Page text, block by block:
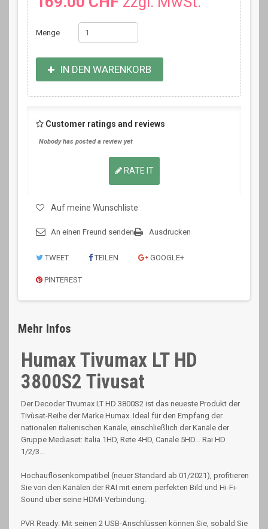
Menge
IN DEN WARENKORB
Customer ratings and reviews
Nobody has posted a review yet
RATE IT
Auf meine Wunschliste
An einen Freund senden Ausdrucken
TWEET TEILEN GOOGLE+
PINTEREST
Mehr Infos
Humax Tivumax LT HD
3800S2 Tivusat
Der Decoder Tivumax LT HD 3800S2 ist das neueste Produkt der
Tivùsat-Reihe der Marke Humax. Ideal für den Empfang der
nationalen italienischen Kanäle, einschließlich der Kanäle der
Gruppe Mediaset: Italia 1HD, Rete 4HD, Canale 5HD... Rai HD
1/2/3...
Hochauflösenkompatibel (neuer Standard ab 01/2021), profitieren
Sie von den Kanälen der RAI mit einem perfekten Bild und Hi-Fi-
Sound über seine HDMI-Verbindung.
PVR Ready: Mit seinen 2 USB-Anschlüssen können Sie, sobald Sie